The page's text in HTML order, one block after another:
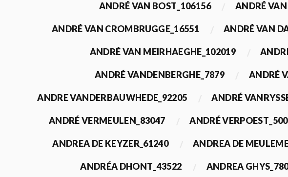
ANDRÉ VAN BOST_106156 ANDRÉ
ANDRÉ VAN CROMBRUGGE_16551 ANDRÉ VAN
ANDRÉ VAN MEIRHAEGHE_102019
ANDRÉ VANDENBERGHE_7879 ANDRÉ
ANDRE VANDERBAUWHEDE_92205 ANDRÉ
ANDRÉ VERMEULEN_83047 ANDRÉ
ANDREA DE KEYZER_61240 ANDREA DE
ANDRÉA DHONT_43522 ANDREA